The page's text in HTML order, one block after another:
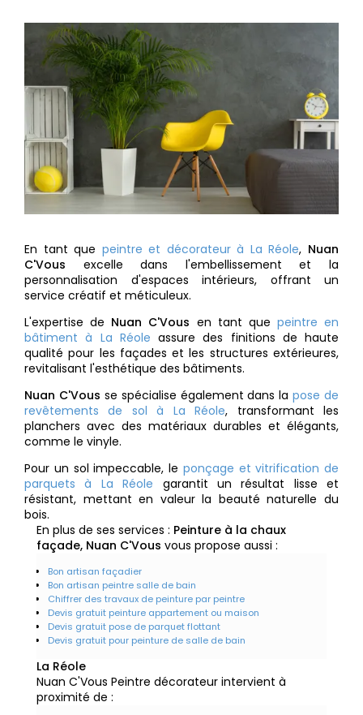
En tant que peintre et décorateur à La Réole, Nuan
C'Vous excelle dans l'embellissement et la
personnalisation d'espaces intérieurs, offrant un
service créatif et méticuleux.
L'expertise de Nuan C'Vous en tant que peintre en
bâtiment à La Réole assure des finitions de haute
qualité pour les façades et les structures extérieures,
revitalisant l'esthétique des bâtiments.
Nuan C'Vous se spécialise également dans lapose de
revêtements de sol à La Réole, transformant les
planchers avec des matériaux durables et élégants,
comme le vinyle.
Pour un sol impeccable, le ponçage et vitrification de
parquets à La Réole garantit un résultat lisse et
résistant, mettant en valeur la beauté naturelle du
bois.
En plus de ses services : Peinture à la chaux
façade, Nuan C'Vous vous propose aussi :
Bon artisan façadier
Bon artisan peintre salle de bain
Chiffrer des travaux de peinture par peintre
Devis gratuit peinture appartement ou maison
Devis gratuit pose de parquet flottant
Devis gratuit pour peinture de salle de bain
La Réole
Nuan C'Vous Peintre décorateur intervient à
proximité de :